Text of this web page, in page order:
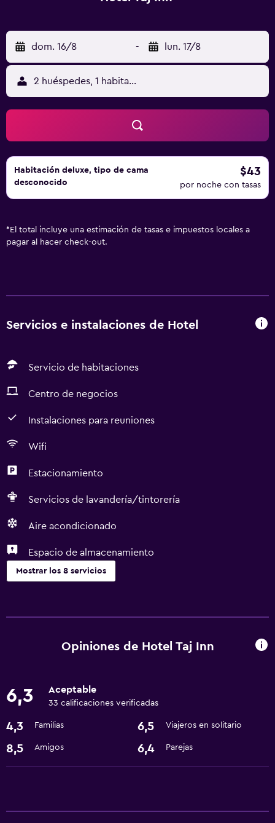
dom. 16/8 - lun. 17/8
2 huéspedes, 1 habitación
Habitación deluxe, tipo de cama
desconocido
$43
por noche con tasas
* El total incluye una estimación de tasas e impuestos locales a
pagar al hacer check-out.
Servicios e instalaciones de Hotel
Servicio de habitaciones
Centro de negocios
Instalaciones para reuniones
Wifi
Estacionamiento
Servicios de lavandería/tintorería
Aire acondicionado
Espacio de almacenamiento
Mostrar los 8 servicios
Servicio de habitaciones
Servicios básicos
Wifi
Estacionamiento y transporte
Opiniones de Hotel Taj Inn
6,3 Aceptable
33 calificaciones verificadas
4,3 Familias 6,5 Viajeros en solitario
8,5 Amigos 6,4 Parejas